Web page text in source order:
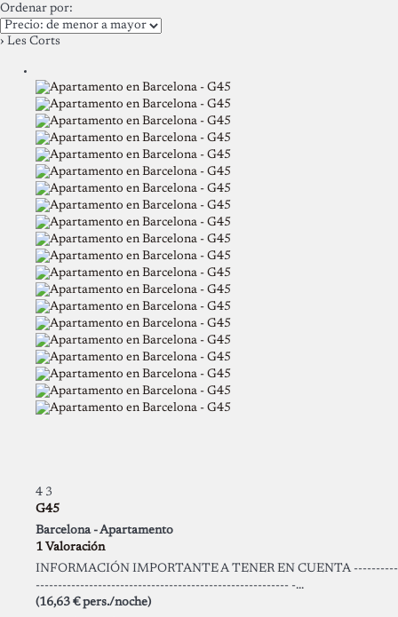
Ordenar por:
› Les Corts
4 3
G45
Barcelona -Apartamento
1 Valoración
INFORMACIÓN IMPORTANTE A TENER EN CUENTA ----------
--------------------------------------------------------- -...
(16,63 € pers./noche)